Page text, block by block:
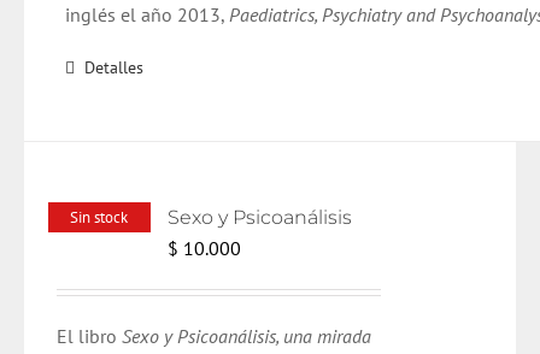
inglés el año 2013, Paediatrics, Psychiatry and
Detalles
Sin stock Sexo y Psicoanálisis
$ 10.000
El libroSexo y Psicoanálisis, una mirada